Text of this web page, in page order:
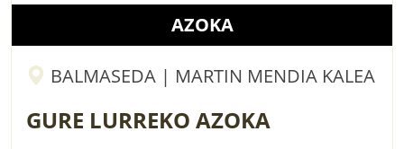
AZOKA
BALMASEDA | MARTIN MENDIA KALEA
GURE LURREKO AZOKA